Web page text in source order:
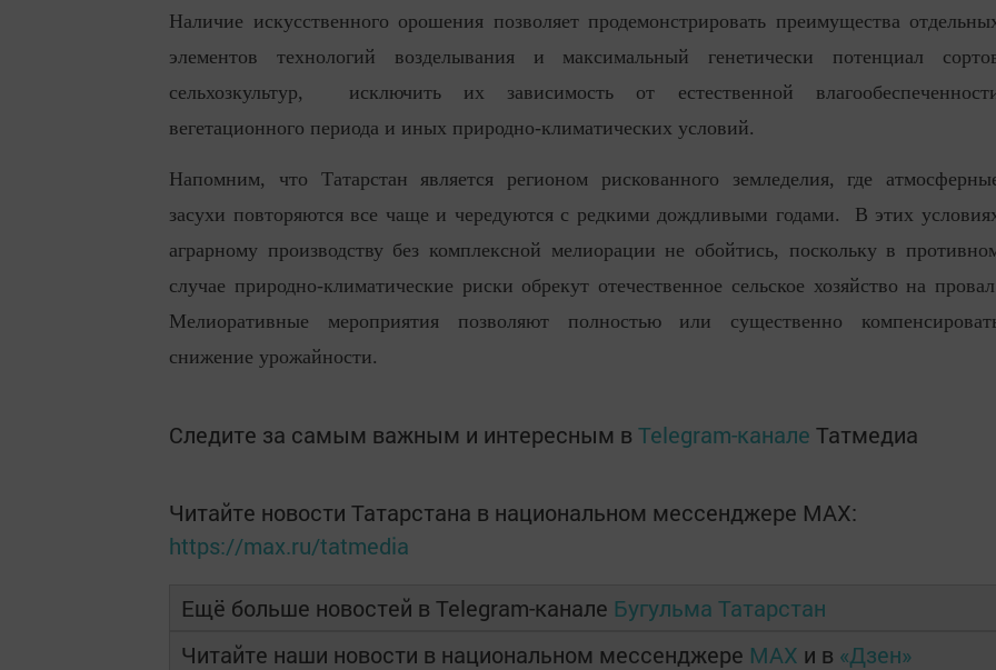
Наличие искусственного орошения позволяет продемонстрировать преимущества
элементов технологий возделывания и максимальный генетически потенциал
сельхозкультур, исключить их зависимость от естественной
вегетационного периода и иных природно-климатических условий.
Напомним, что Татарстан является регионом рискованного земледелия, где
засухи повторяются все чаще и чередуются с редкими дождливыми годами. В этих
аграрному производству без комплексной мелиорации не обойтись, поскольку в
случае природно-климатические риски обрекут отечественное сельское хозяйство на
Мелиоративные мероприятия позволяют полностью или существенно
снижение урожайности.
Следите за самым важным и интересным в Telegram-канале Татмедиа
Читайте новости Татарстана в национальном мессенджере MАХ:
https://max.ru/tatmedia
Ещё больше новостей в Telegram-канале Бугульма Татарстан
Читайте наши новости в национальном мессенджере MAX и в «Дзен»